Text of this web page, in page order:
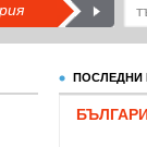
ПОСЛЕДНИ